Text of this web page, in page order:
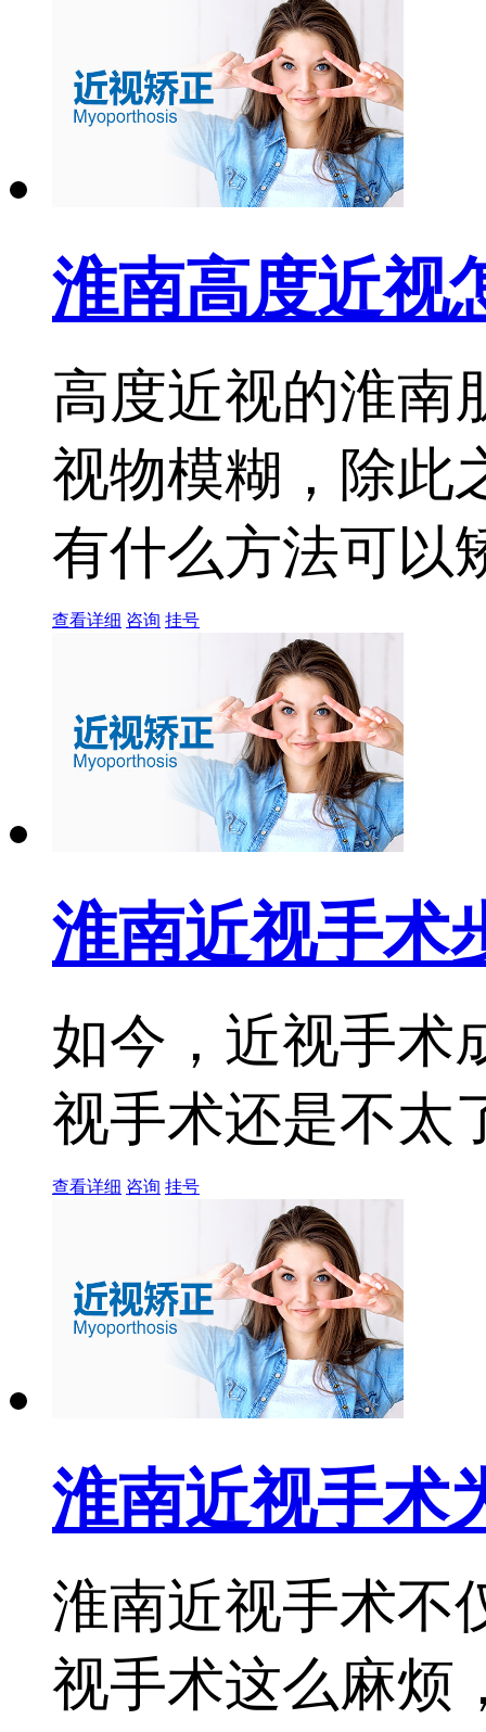
淮南高度近视
高度近视的淮南
视物模糊，除此
有什么方法可以
查看详细 咨询 挂号
淮南近视手术
如今，近视手术
视手术还是不太
查看详细 咨询 挂号
淮南近视手术
淮南近视手术不
视手术这么麻烦